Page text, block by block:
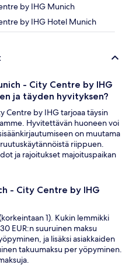
by IHG Munich
by IHG Hotel Munich
- City Centre by IHG
ja täyden hyvityksen?
Centre by IHG tarjoaa täysin
Hyvitettävän huoneen voi
on muutama
riippuen.
ja rajoitukset majoituspaikan
- City Centre by IHG
1). Kukin lemmikki
EUR:n suuruinen maksu
ja lisäksi asiakkaiden
takuumaksu per yöpyminen.